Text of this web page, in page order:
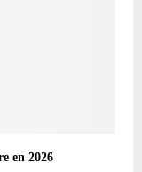
en 2026